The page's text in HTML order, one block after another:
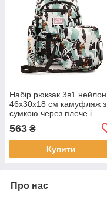
Набір рюкзак 3в1 нейлон
46х30х18 см камуфляж з
сумкою через плече і
Karman
563 ₴
Купити
Про нас